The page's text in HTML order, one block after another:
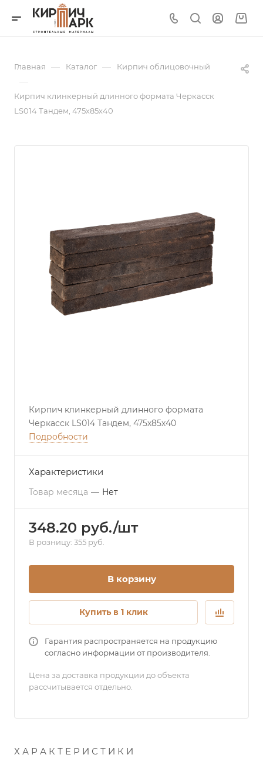
Главная — Каталог — Кирпич облицовочный
—
Кирпич клинкерный длинного формата Черкасск
LS014 Тандем, 475х85х40
Кирпич клинкерный длинного формата
Черкасск LS014 Тандем, 475х85х40
Подробности
Характеристики
Товар месяца — Нет
348.20 руб./шт
В розницу: 355 руб.
В корзину
Купить в 1 клик
Гарантия распространяется на продукцию
согласно информации от производителя.
Цена за доставка продукции до объекта
рассчитывается отдельно.
Х А Р А К Т Е Р И С Т И К И